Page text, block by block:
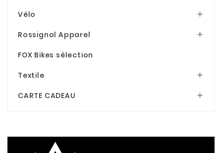
Vélo 
Rossignol Apparel 
FOX Bikes sélection
Textile 
CARTE CADEAU 